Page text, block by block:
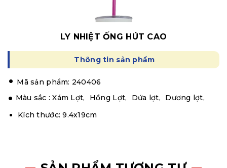
LY NHIỆT ỐNG HÚT CAO
Thông tin sản phẩm
Mã sản phẩm: 240406
. Màu sắc : Xám Lợt, Hồng Lợt, Dứa lợt,
Dương lợt,
Kích thước: 9.4x19cm